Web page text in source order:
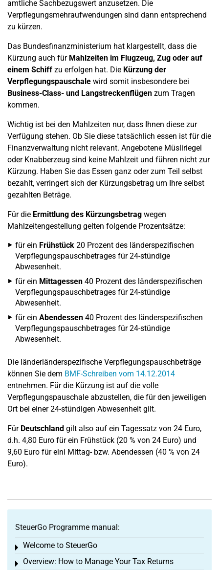
amtliche Sachbezugswert anzusetzen. Die
Verpflegungsmehraufwendungen sind dann entsprechend
zu kürzen.
Das Bundesfinanzministerium hat klargestellt, dass die
Kürzung auch fürMahlzeiten im Flugzeug, Zug oder auf
einem Schiff zu erfolgen hat. Die Kürzung der
Verpflegungspauschale wird somit insbesondere bei
Business-Class- und Langstreckenflügen zum Tragen
kommen.
Wichtig ist bei den Mahlzeiten nur, dass Ihnen diese zur
Verfügung stehen. Ob Sie diese tatsächlich essen ist für die
Finanzverwaltung nicht relevant. Angebotene Müsliriegel
oder Knabberzeug sind keine Mahlzeit und führen nicht zur
Kürzung. Haben Sie das Essen ganz oder zum Teil selbst
bezahlt, verringert sich der Kürzungsbetrag um Ihre selbst
gezahlten Beträge.
Für die Ermittlung des Kürzungsbetrag wegen
Mahlzeitengestellung gelten folgende Prozentsätze:
für ein Frühstück 20 Prozent des länderspezifischen
Verpflegungspauschbetrages für 24-stündige
Abwesenheit.
für ein Mittagessen 40 Prozent des länderspezifischen
Verpflegungspauschbetrages für 24-stündige
Abwesenheit.
für ein Abendessen 40 Prozent des länderspezifischen
Verpflegungspauschbetrages für 24-stündige
Abwesenheit.
Die länderländerspezifische Verpflegungspauschbeträge
können Sie dem BMF-Schreiben vom 14.12.2014
entnehmen. Für die Kürzung ist auf die volle
Verpflegungspauschale abzustellen, die für den jeweiligen
Ort bei einer 24-stündigen Abwesenheit gilt.
Für Deutschland gilt also auf ein Tagessatz von 24 Euro,
d.h. 4,80 Euro für ein Frühstück (20 % von 24 Euro) und
9,60 Euro für eini Mittag- bzw. Abendessen (40 % von 24
Euro).
SteuerGo Programme manual:
Welcome to SteuerGo
Toggle menu
Overview: How to Manage Your Tax Returns
Toggle menu